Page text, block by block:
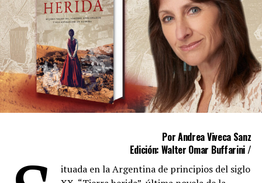
Por Andrea Viveca Sanz
Edición: Walter Omar Buffarini /
ituada en la Argentina de principios del siglo